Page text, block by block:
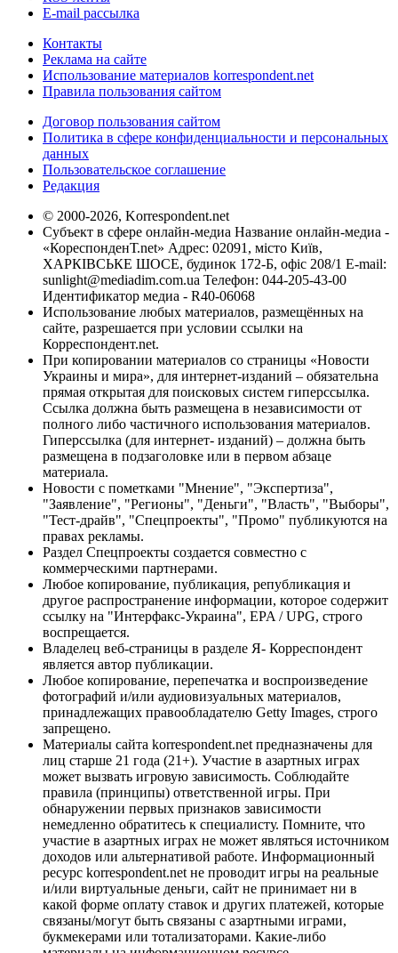
E-mail рассылка
Контакты
Реклама на сайте
Использование материалов korrespondent.net
Правила пользования сайтом
Договор пользования сайтом
Политика в сфере конфиденциальности и персональных
данных
Пользовательское соглашение
Редакция
© 2000-2026, Korrespondent.net
Субъект в сфере онлайн-медиа Название онлайн-медиа -
«КореспонденТ.net» Адрес: 02091, місто Київ,
ХАРКІВСЬКЕ ШОСЕ, будинок 172-Б, офіс 208/1 E-mail:
sunlight@mediadim.com.ua Телефон: 044-205-43-00
Идентификатор медиа - R40-06068
Использование любых материалов, размещённых на
сайте, разрешается при условии ссылки на
Корреспондент.net.
При копировании материалов со страницы «Новости
Украины и мира», для интернет-изданий – обязательна
прямая открытая для поисковых систем гиперссылка.
Ссылка должна быть размещена в независимости от
полного либо частичного использования материалов.
Гиперссылка (для интернет- изданий) – должна быть
размещена в подзаголовке или в первом абзаце
материала.
Новости с пометками "Мнение", "Экспертиза",
"Заявление", "Регионы", "Деньги", "Власть", "Выборы",
"Тест-драйв", "Спецпроекты", "Промо" публикуются на
правах рекламы.
Раздел Спецпроекты создается совместно с
коммерческими партнерами.
Любое копирование, публикация, републикация и
другое распространение информации, которое содержит
ссылку на "Интерфакс-Украина", EPA / UPG, строго
воспрещается.
Владелец веб-страницы в разделе Я- Корреспондент
является автор публикации.
Любое копирование, перепечатка и воспроизведение
фотографий и/или аудиовизуальных материалов,
принадлежащих правообладателю Getty Images, строго
запрещено.
Материалы сайта korrespondent.net предназначены для
лиц старше 21 года (21+). Участие в азартных играх
может вызвать игровую зависимость. Соблюдайте
правила (принципы) ответственной игры. При
обнаружении первых признаков зависимости
немедленно обратитесь к специалисту. Помните, что
участие в азартных играх не может являться источником
доходов или альтернативой работе. Информационный
ресурс korrespondent.net не проводит игры на реальные
и/или виртуальные деньги, сайт не принимает ни в
какой форме оплату ставок и других платежей, которые
связаны/могут быть связаны с азартными играми,
букмекерами или тотализаторами. Какие-либо